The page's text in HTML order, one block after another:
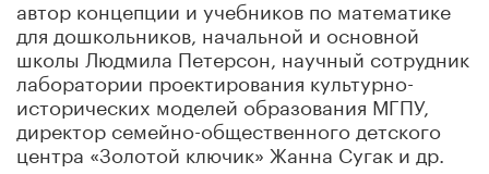
автор концепции и учебников по математике
для дошкольников, начальной и основной
школы Людмила Петерсон, научный сотрудник
лаборатории проектирования культурно-
исторических моделей образования МГПУ,
директор семейно-общественного детского
центра «Золотой ключик» Жанна Сугак и др.